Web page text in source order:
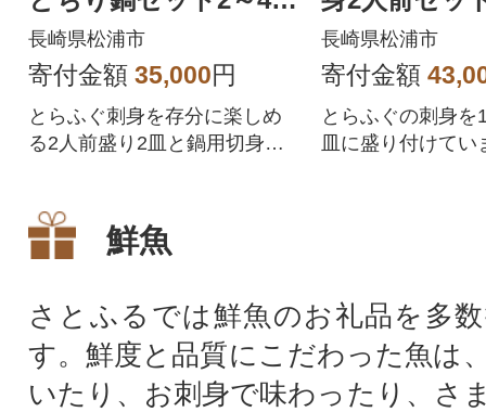
前
長崎県松浦市
寄付金額 35,000円
とらふぐ刺身を存分に楽しめ
る2人前盛り2皿と鍋用切身の
長崎県松浦市
寄付金額
とらふぐの刺身を
皿に盛り付けてい
鮮魚
さとふるでは鮮魚のお礼品を多
す。鮮度と品質にこだわった魚は
いたり、お刺身で味わったり、さ